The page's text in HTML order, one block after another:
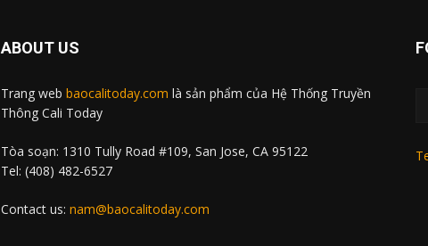
ABOUT US
Trang web baocalitoday.com là sản phẩm của Hệ Thống Truyền
Thông Cali Today
Tòa soạn: 1310 Tully Road #109, San Jose, CA 95122
Tel: (408) 482-6527
Contact us: nam@baocalitoday.com